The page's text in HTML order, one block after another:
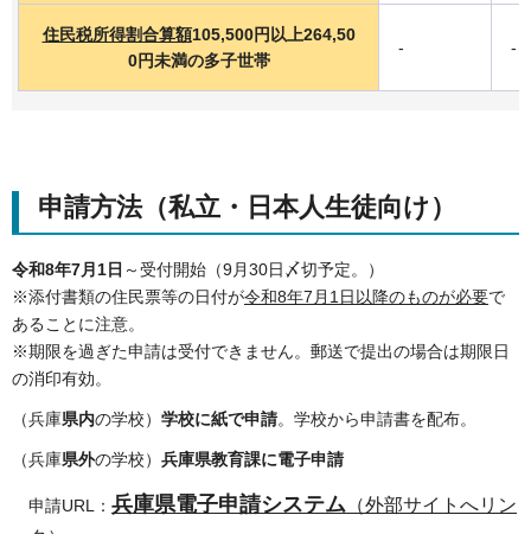
住民税所得割合算額105,500円以上264,50
0円未満の多子世帯
- -
申請方法（私立・日本人生徒向け）
令和8年7月1日 ～受付開始（9月30日〆切予定。）
※添付書類の住民票等の日付が令和8年7月1日以降のものが必要で
あることに注意。
※期限を過ぎた申請は受付できません。郵送で提出の場合は期限日
の消印有効。
（兵庫県内の学校） 学校に紙で申請。学校から申請書を配布。
（兵庫県外の学校） 兵庫県教育課に電子申請
申請URL： 兵庫県電子申請システム （外部サイトへリン